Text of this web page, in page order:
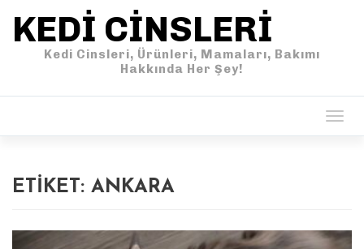
KEDI CINSLERI
Kedi Cinsleri, Ürünleri, Mamaları, Bakımı
Hakkında Her Şey!
ETIKET: ANKARA